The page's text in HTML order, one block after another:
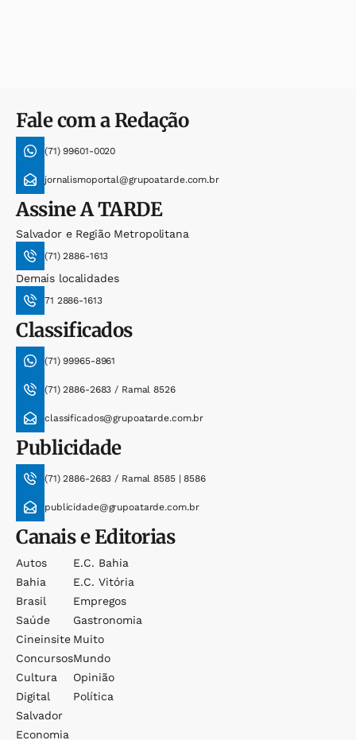
Fale com a Redação
(71) 99601-0020
jornalismoportal@grupoatarde.com.br
AssineA TARDE
Salvador e Região Metropolitana
(71) 2886-1613
Demais localidades
71 2886-1613
Classificados
(71) 99965-8961
(71) 2886-2683 / Ramal 8526
classificados@grupoatarde.com.br
Publicidade
(71) 2886-2683 / Ramal 8585 | 8586
publicidade@grupoatarde.com.br
Canais e Editorias
Autos
Bahia
Brasil
Saúde
Cineinsite
Concursos
Cultura
Digital
Salvador
Economia
E.c. Bahia
E.c. Vitória
Empregos
Gastronomia
Muito
Mundo
Opinião
Política